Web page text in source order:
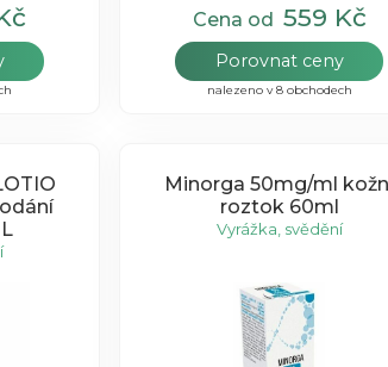
Cena od 559 Kč
Porovnat ceny
nalezeno v 8 obchodech
Minorga 50mg/ml
roztok 60ml
Vyrážka, svědění